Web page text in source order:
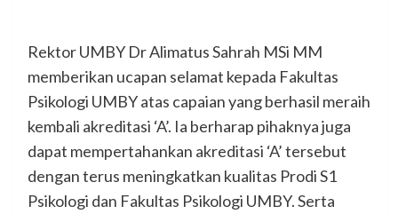
Rektor UMBY Dr Alimatus Sahrah MSi MM
memberikan ucapan selamat kepada Fakultas
Psikologi UMBY atas capaian yang berhasil meraih
kembali akreditasi ‘A’. Ia berharap pihaknya juga
dapat mempertahankan akreditasi ‘A’ tersebut
dengan terus meningkatkan kualitas Prodi S1
Psikologi dan Fakultas Psikologi UMBY. Serta